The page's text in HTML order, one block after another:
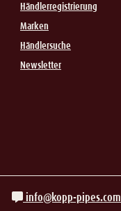
Händlerregistrierung
Marken
Händlersuche
Newsletter
info@kopp-pipes.com